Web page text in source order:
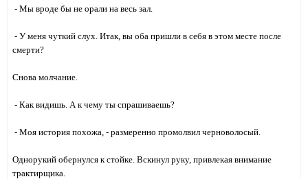
- Мы вроде бы не орали на весь зал.
- У меня чуткий слух. Итак, вы оба пришли в себя в этом месте после
смерти?
Снова молчание.
- Как видишь. А к чему ты спрашиваешь?
- Моя история похожа, - размеренно промолвил черноволосый.
Однорукий обернулся к стойке. Вскинул руку, привлекая внимание
трактирщика.